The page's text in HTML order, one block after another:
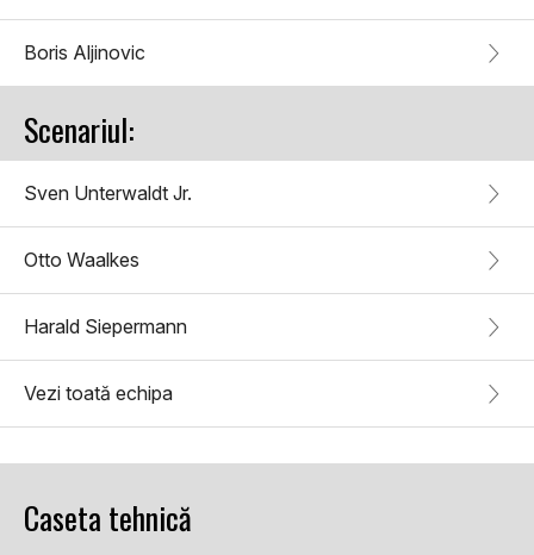
Boris Aljinovic
Scenariul:
Sven Unterwaldt Jr.
Otto Waalkes
Harald Siepermann
Vezi toată echipa
Caseta tehnică